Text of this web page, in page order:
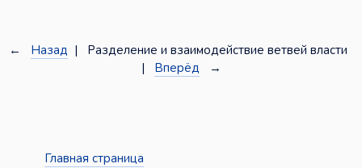
← Назад | Разделение и взаимодействие ветвей власти
| Вперёд →
Главная страница